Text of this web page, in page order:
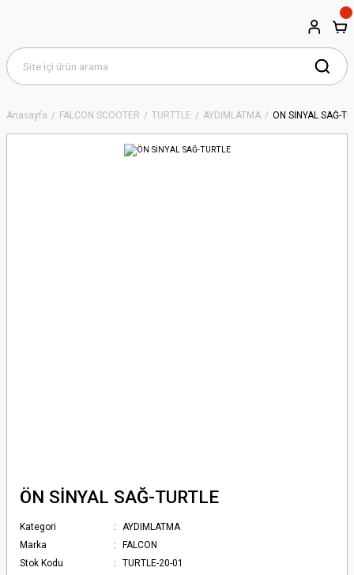
Anasayfa FALCON SCOOTER TURTTLE AYDIMLATMA ÖN SİNYAL SAĞ-
ÖN SİNYAL SAĞ-TURTLE
Kategori
AYDIMLATMA
Marka
FALCON
Stok Kodu
TURTLE-20-01